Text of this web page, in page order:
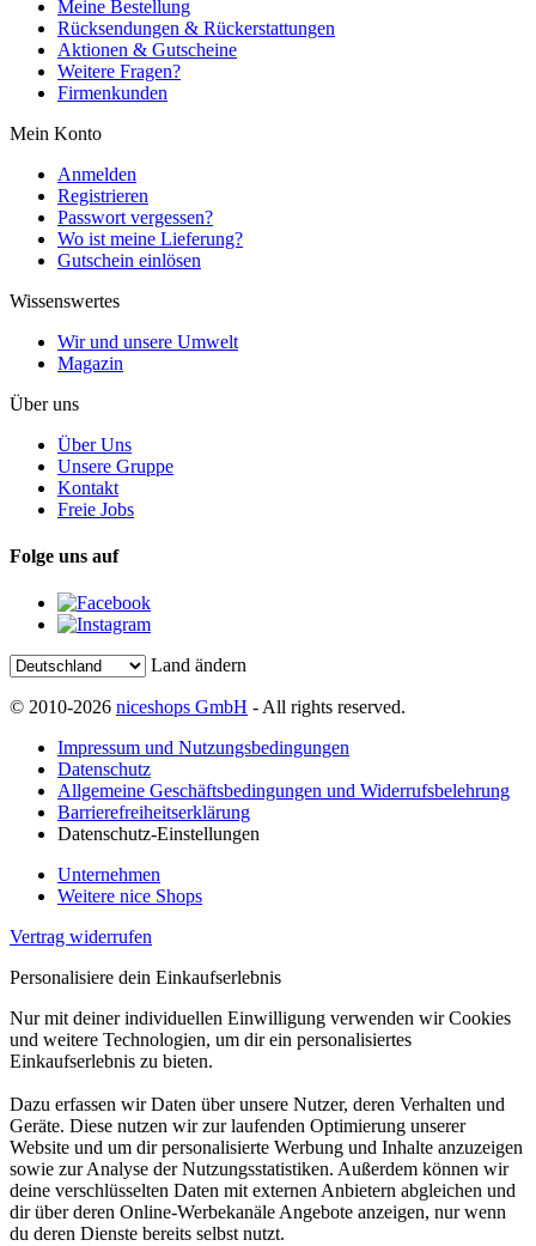
Meine Bestellung
Rücksendungen & Rückerstattungen
Aktionen & Gutscheine
Weitere Fragen?
Firmenkunden
Mein Konto
Anmelden
Registrieren
Passwort vergessen?
Wo ist meine Lieferung?
Gutschein einlösen
Wissenswertes
Wir und unsere Umwelt
Magazin
Über uns
Über Uns
Unsere Gruppe
Kontakt
Freie Jobs
Folge uns auf
Land ändern
© 2010-2026 niceshops GmbH - All rights reserved.
Impressum und Nutzungsbedingungen
Datenschutz
Allgemeine Geschäftsbedingungen und Widerrufsbelehrung
Barrierefreiheitserklärung
Datenschutz-Einstellungen
Unternehmen
Weitere nice Shops
Vertrag widerrufen
Personalisiere dein Einkaufserlebnis
Nur mit deiner individuellen Einwilligung verwenden wir Cookies
und weitere Technologien, um dir ein personalisiertes
Einkaufserlebnis zu bieten.
Dazu erfassen wir Daten über unsere Nutzer, deren Verhalten und
Geräte. Diese nutzen wir zur laufenden Optimierung unserer
Website und um dir personalisierte Werbung und Inhalte anzuzeigen
sowie zur Analyse der Nutzungsstatistiken. Außerdem können wir
deine verschlüsselten Daten mit externen Anbietern abgleichen und
dir über deren Online-Werbekanäle Angebote anzeigen, nur wenn
du deren Dienste bereits selbst nutzt.